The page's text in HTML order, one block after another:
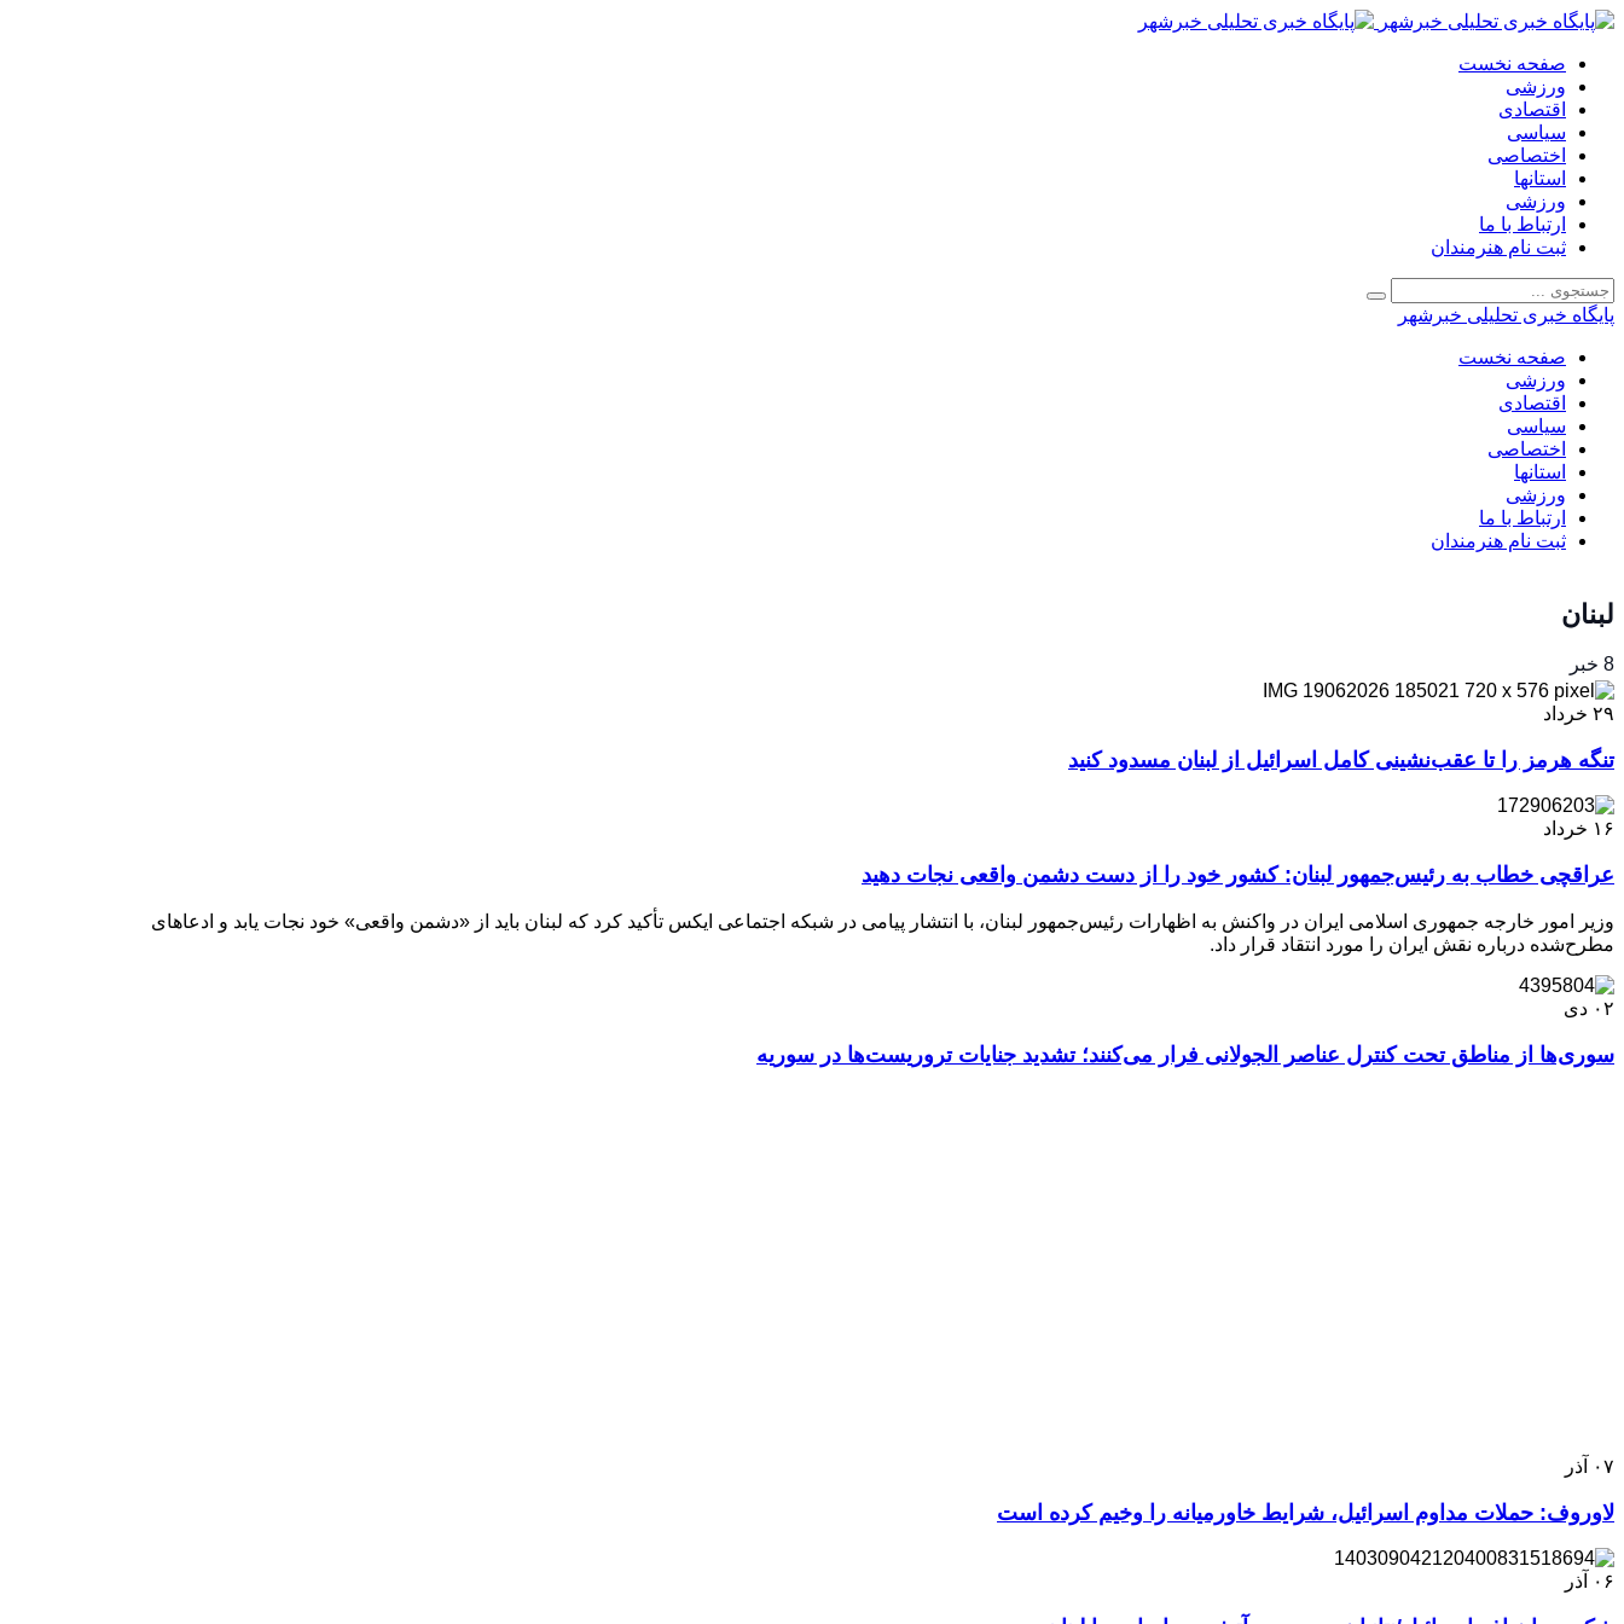
صفحه نخست
ورزشی
اقتصادی
سیاسی
اختصاصی
استانها
ورزشی
ارتباط با ما
ثبت نام هنرمندان
پایگاه خبری تحلیلی خبرشهر
صفحه نخست
ورزشی
اقتصادی
سیاسی
اختصاصی
استانها
ورزشی
ارتباط با ما
ثبت نام هنرمندان
لبنان
8 خبر
۲۹ خرداد
تنگه هرمز را تا عقب‌نشینی کامل اسرائیل از لبنان مسدود کنید
۱۶ خرداد
عراقچی خطاب به رئیس‌جمهور لبنان: کشور خود را از دست دشمن واقعی نجات دهید
وزیر امور خارجه جمهوری اسلامی ایران در واکنش به اظهارات رئیس‌جمهور لبنان، با انتشار پیامی در شبکه اجتماعی ایکس تأکید کرد که لبنان باید از «دشمن واقعی» خود نجات یابد و ادعاهای
مطرح‌شده درباره نقش ایران را مورد انتقاد قرار داد.
۰۲ دی
سوری‌ها از مناطق تحت کنترل عناصر الجولانی فرار می‌کنند؛ تشدید جنایات تروریست‌ها در سوریه
۰۷ آذر
لاوروف: حملات مداوم اسرائیل، شرایط خاورمیانه را وخیم کرده است
۰۶ آذر